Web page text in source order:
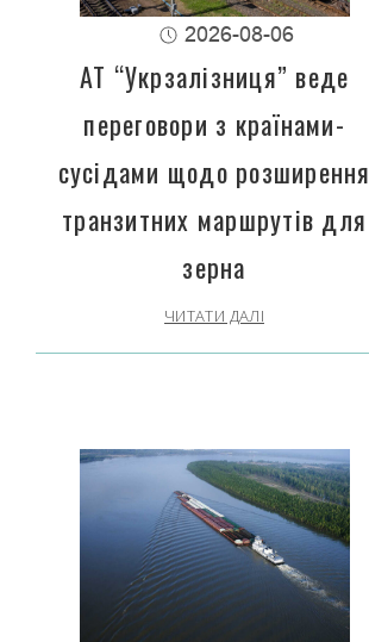
2026-08-06
АТ “Укрзалізниця” веде
переговори з країнами-
сусідами щодо розширення
транзитних маршрутів для
зерна
ЧИТАТИ ДАЛІ